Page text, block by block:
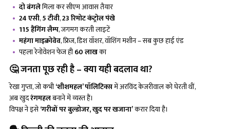
दो बंगलेमिला कर सीएम आवास तैयार
24 एसी,5 टीवी,23 रिमोट कंट्रोल पंखे
115 हैंगिंग लैम्प, जगमग करती लाइटें
महंगा माइक्रोवेव, फ्रिज, डिश वॉशर, वॉशिंग मशीन – सब कुछ हाई एंड
पहला रेनोवेशन फेज ही₹60 लाखका
🤔जनता पूछ रही है– क्या यही बदलाव था?
रेखा गुप्ता, जो कभी‘शीशमहल’ पॉलिटिक्समें अरविंद केजरीवाल को घेरती थीं,
अब खुदरंगमहलबनाने में व्यस्त हैं।
विपक्ष ने इसे‘गरीबों पर बुल्डोजर, खुद पर खजाना’करार दिया है।